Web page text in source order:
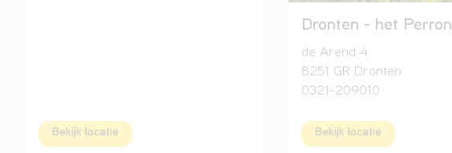
Bekijk locatie
Dronten - het Perron
de Arend 4
8251 GR Dronten
0321-209010
Bekijk locatie